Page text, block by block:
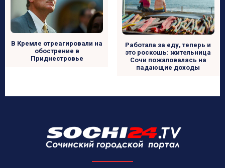
В Кремле отреагировали на
обострение в
Приднестровье
Работала за еду, теперь и
это роскошь: жительница
Сочи пожаловалась на
падающие доходы